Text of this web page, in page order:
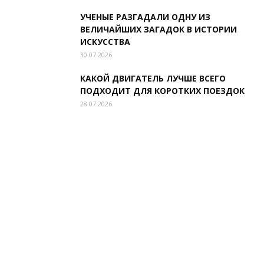
УЧЕНЫЕ РАЗГАДАЛИ ОДНУ ИЗ
ВЕЛИЧАЙШИХ ЗАГАДОК В ИСТОРИИ
ИСКУССТВА
30.07.2026
КАКОЙ ДВИГАТЕЛЬ ЛУЧШЕ ВСЕГО
ПОДХОДИТ ДЛЯ КОРОТКИХ ПОЕЗДОК
28.07.2026